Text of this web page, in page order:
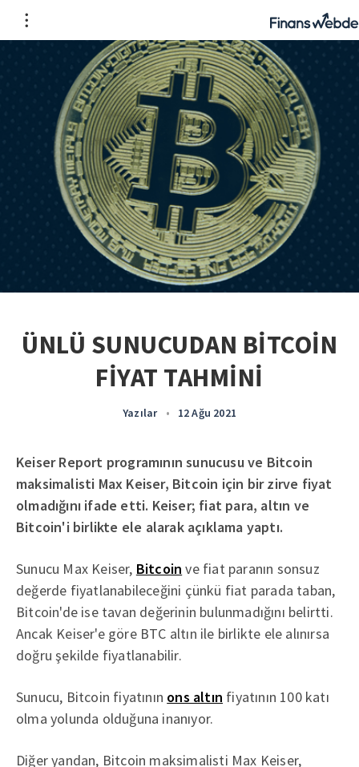
ÜNLÜ SUNUCUDAN BİTCOİN
FİYAT TAHMİNİ
Yazılar • 12 Ağu 2021
Keiser Report programının sunucusu ve Bitcoin
maksimalisti Max Keiser, Bitcoin için bir zirve fiyat
olmadığını ifade etti. Keiser; fiat para, altın ve
Bitcoin'i birlikte ele alarak açıklama yaptı.
Sunucu Max Keiser, Bitcoin ve fiat paranın sonsuz
değerde fiyatlanabileceğini çünkü fiat parada taban,
Bitcoin'de ise tavan değerinin bulunmadığını belirtti.
Ancak Keiser'e göre BTC altın ile birlikte ele alınırsa
doğru şekilde fiyatlanabilir.
Sunucu, Bitcoin fiyatının ons altın fiyatının 100 katı
olma yolunda olduğuna inanıyor.
Diğer yandan, Bitcoin maksimalisti Max Keiser,